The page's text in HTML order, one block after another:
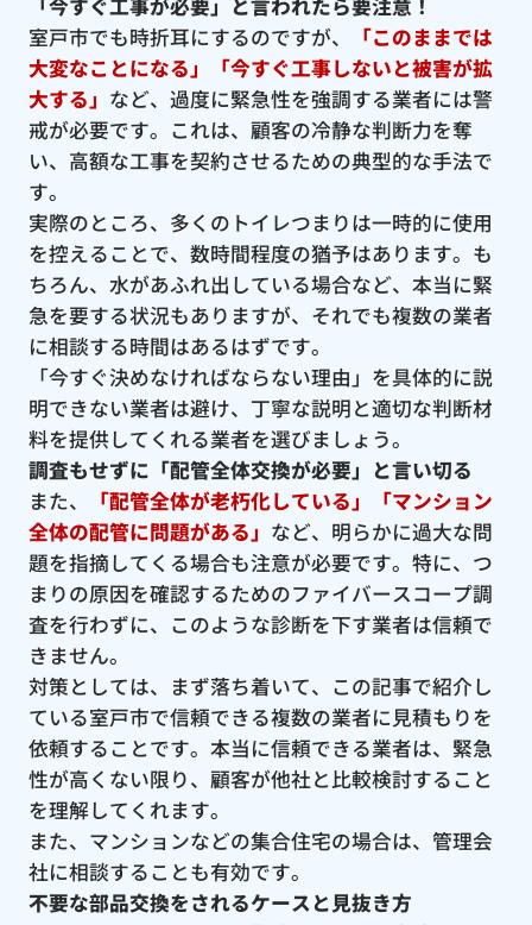
「今すぐ工事が必要」と言われたら要注意！
室戸市でも時折耳にするのですが、
「このままでは
大変なことになる」「今すぐ工事しないと被害が拡
大する」 など、過度に緊急性を強調する業者には警
戒が必要です。これは、顧客の冷静な判断力を奪
い、高額な工事を契約させるための典型的な手法で
す。
実際のところ、多くのトイレつまりは一時的に使用
を控えることで、数時間程度の猶予はあります。も
ちろん、水があふれ出している場合など、本当に緊
急を要する状況もありますが、それでも複数の業者
に相談する時間はあるはずです。
「今すぐ決めなければならない理由」を具体的に説
明できない業者は避け、丁寧な説明と適切な判断材
料を提供してくれる業者を選びましょう。
調査もせずに「配管全体交換が必要」と言い切る
また、
「配管全体が老朽化している」「マンション
全体の配管に問題がある」 など、明らかに過大な問
題を指摘してくる場合も注意が必要です。特に、つ
まりの原因を確認するためのファイバースコープ調
査を行わずに、このような診断を下す業者は信頼で
きません。
対策としては、まず落ち着いて、この記事で紹介し
ている室戸市で信頼できる複数の業者に見積もりを
依頼することです。本当に信頼できる業者は、緊急
性が高くない限り、顧客が他社と比較検討すること
を理解してくれます。
また、マンションなどの集合住宅の場合は、管理会
社に相談することも有効です。
不要な部品交換をされるケースと見抜き方